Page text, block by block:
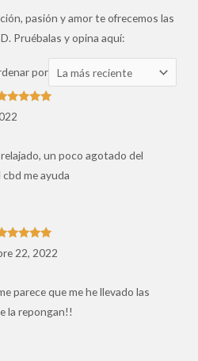
pasión y amor te ofrecemos las
Pruébalas y opina aquí:
por Ordenar
las
un poco agotado del
me ayuda
5de 5
22, 2022
parece que me he llevado las
la repongan!!